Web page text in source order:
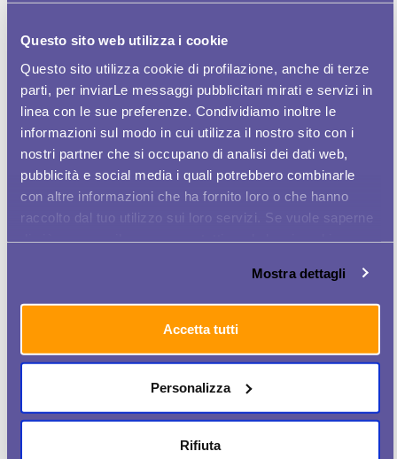
Questo sito web utilizza i cookie
Questo sito utilizza cookie di profilazione, anche di terze
parti, per inviarLe messaggi pubblicitari mirati e servizi in
linea con le sue preferenze. Condividiamo inoltre le
informazioni sul modo in cui utilizza il nostro sito con i
nostri partner che si occupano di analisi dei dati web,
pubblicità e social media i quali potrebbero combinarle
con altre informazioni che ha fornito loro o che hanno
raccolto dal tuo utilizzo sui loro servizi. Se vuole saperne
sul tasto "Accetta tutti". Se non vuole i cookie di
profilazione può negare il consenso sul tasto "Rifiuta".
Mostra dettagli
Accetta tutti
Personalizza
Rifiuta
LAVORO
ARRIVA WOMEN PLUS, L’APP DI TIM CHE
AIUTA LE DONNE A CERCARE LAVORO
TIM LANCIA WOMEN PLUS, L’APP CHE
AIUTA LE DONNE A CERCARE LAVORO
DONNAINAFFARI.IT FAB50, LE TOP 50
DELL'INNOVAZIONE PER GAMMADONNA
APP TROVA LAVORO, TIM E WOMEN AT
BUSINESS LANCIANO INIZIATIVA
STEM WOMEN CONGRESS A MILANO LA
IMPRENDITRICI ITALIANE PIÙ
INNOVATIVE...
STEM E LAVORO FEMMINILE, L’ITALIA
COMINCIA A COLMARE IL GAP: I DATI...